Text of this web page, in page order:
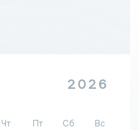
2026
Чт Пт Сб
Вс